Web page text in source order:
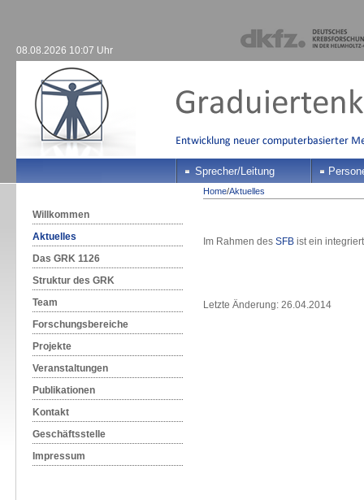
08.08.2026 10:07 Uhr
Sprecher/Leitung
Willkommen
Aktuelles
Das GRK 1126
Struktur des GRK
Team
Forschungsbereiche
Projekte
Veranstaltungen
Publikationen
Kontakt
Geschäftsstelle
Impressum
Home/Aktuelles
Im Rahmen des SFBist ein
Letzte Änderung: 26.04.2014